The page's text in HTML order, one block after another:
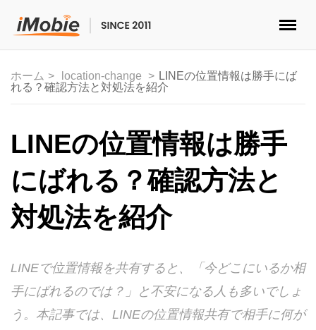
マルチメディア
便利ツール
ソリューション
ダウンロード
サポート
ホーム location-change
LINEの位置情報は勝手にば
れる？確認方法と対処法を紹介
LINEの位置情報は勝手
にばれる？確認方法と
対処法を紹介
LINEで位置情報を共有すると、「今どこにいるか相
手にばれるのでは？」と不安になる人も多いでしょ
う。本記事では、LINEの位置情報共有で相手に何が